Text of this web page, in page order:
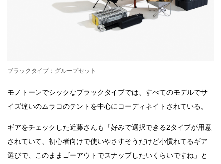
ブラックタイプ：グループセット
モノトーンでシックなブラックタイプでは、すべてのモデルでサ
イズ違いのムラコのテントを中心にコーディネイトされている。
ギアをチェックした近藤さんも「好みで選択できる2タイプが用意
されていて、初心者向けで使いやさすそうだけど小慣れてるギア
選びで、このままゴーアウトでスナップしたいくらいですね」と